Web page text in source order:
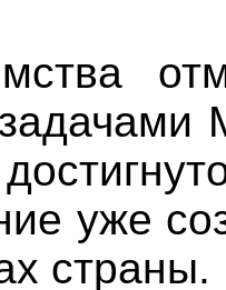
уже
страны.